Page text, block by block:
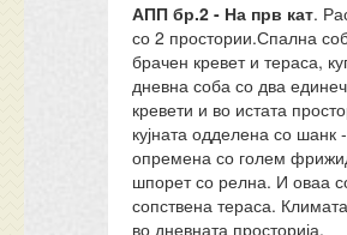
АПП бр.2 - На прв кат.
со 2 простории.Спална
брачен кревет и тераса,
дневна соба со два
кревети и во истата
кујната одделена со шанк -
опремена со голем
шпорет со релна. И оваа
сопствена тераса.
во дневната просторија.